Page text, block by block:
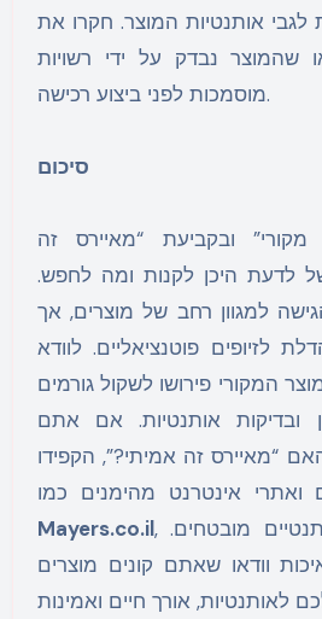
לגבי אותנטיות המוצר. חקרו את
שהמוצר נבדק על ידי רשויות
מוסמכות לפני ביצוע רכישה.
סיכום
ובקביעת “מאיירס זה
לדעת היכן לקנות ומה לחפש.
למגוון רחב של מוצרים, אך
לזיופים פוטנציאליים. לוודא
המקורי פירושו לשקול גורמים
ובדיקות אותנטיות. אם אתם
“מאיירס זה אמיתי?”, הקפידו
ואתרי אינטרנט מהימנים כמו
Mayers.co.il, המציעים פריטים אותנטיים מובטחים.
וודאו שאתם קונים מוצרים